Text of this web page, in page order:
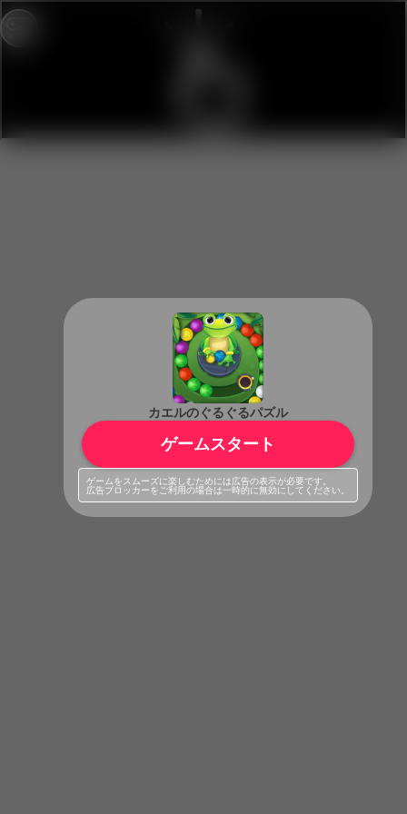
カエルのぐるぐるパズル
ゲームスタート
ゲームをスムーズに楽しむためには広告の表示が必要です。
広告ブロッカーをご利用の場合は一時的に無効にしてください。